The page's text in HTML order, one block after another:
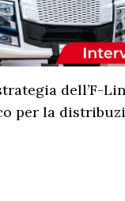
dell’F-
per la